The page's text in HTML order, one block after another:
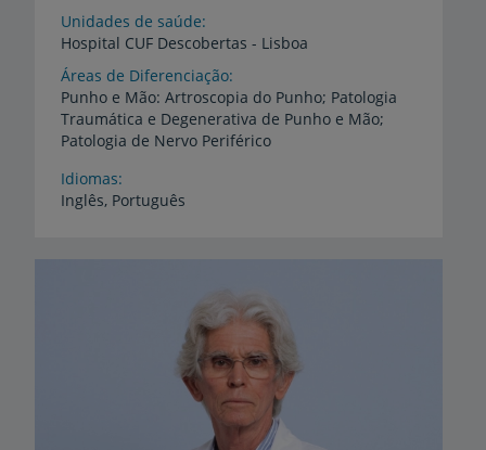
Unidades de saúde
Hospital CUF Descobertas - Lisboa
Áreas de Diferenciação
Punho e Mão: Artroscopia do Punho; Patologia
Traumática e Degenerativa de Punho e Mão;
Patologia de Nervo Periférico
Idiomas
Inglês, Português